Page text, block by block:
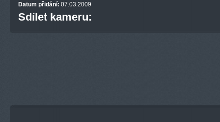
Datum přidání: 07.03.2009
Sdílet kameru: